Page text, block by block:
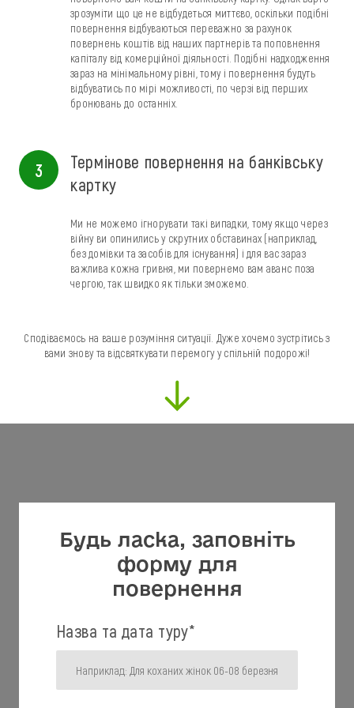
зрозуміти що це не відбудеться миттєво, оскільки подібні
повернення відбуваються переважно за рахунок
повернень коштів від наших партнерів та поповнення
капіталу від комерційної діяльності. Подібні надходження
зараз на мінімальному рівні, тому і повернення будуть
відбуватись по мірі можливості, по черзі від перших
бронювань до останніх.
3
Термінове повернення на банківську
картку
Ми не можемо ігнорувати такі випадки, тому якщо через
війну ви опинились у скрутних обставинах (наприклад,
без домівки та засобів для існування) і для вас зараз
важлива кожна гривня, ми повернемо вам аванс поза
чергою, так швидко як тільки зможемо.
Сподіваємось на ваше розуміння ситуації. Дуже хочемо зустрітись з
вами знову та відсвяткувати перемогу у спільній подорожі!
Будь ласка, заповніть
форму для
повернення
Назва та дата туру*